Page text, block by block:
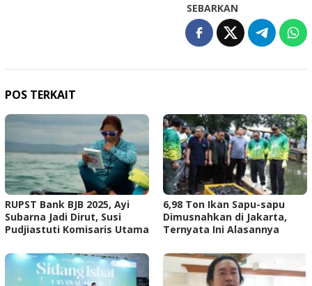
SEBARKAN
POS TERKAIT
RUPST Bank BJB 2025, Ayi
Subarna Jadi Dirut, Susi
Pudjiastuti Komisaris Utama
6,98 Ton Ikan Sapu-sapu
Dimusnahkan di Jakarta,
Ternyata Ini Alasannya